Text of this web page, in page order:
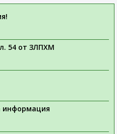
54 от ЗЛПХМ
информация